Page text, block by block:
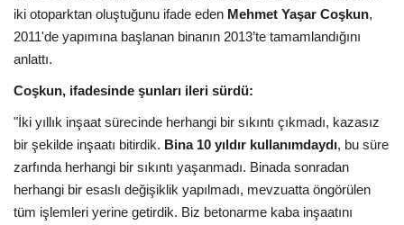
Restoranlar
Sağlık
Etkinlik
Teknoloji
Hakkımızda
iki otoparktan oluştuğunu ifade eden Mehmet Yaşar Coşkun,
2011'de yapımına başlanan binanın 2013’te tamamlandığını
anlattı.
Coşkun, ifadesinde şunları ileri sürdü:
"İki yıllık inşaat sürecinde herhangi bir sıkıntı çıkmadı, kazasız
bir şekilde inşaatı bitirdik. Bina 10 yıldır kullanımdaydı, bu süre
zarfında herhangi bir sıkıntı yaşanmadı. Binada sonradan
herhangi bir esaslı değişiklik yapılmadı, mevzuatta öngörülen
tüm işlemleri yerine getirdik. Biz betonarme kaba inşaatını